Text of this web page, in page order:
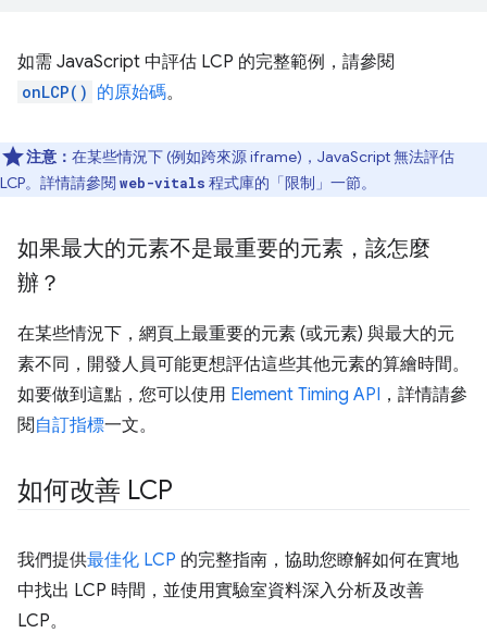
如需 JavaScript 中評估 LCP 的完整範例，請參閱
onLCP() 的原始碼。
注意： 在某些情況下 (例如跨來源 iframe)，JavaScript 無法評估
LCP。詳情請參閱 web-vitals 程式庫的「限制」 一節。
如果最大的元素不是最重要的元素，該怎麼
辦？
在某些情況下，網頁上最重要的元素 (或元素) 與最大的元
素不同，開發人員可能更想評估這些其他元素的算繪時間。
如要做到這點，您可以使用 Element Timing API ，詳情請參
閱自訂指標一文。
如何改善 LCP
我們提供最佳化 LCP 的完整指南，協助您瞭解如何在實地
中找出 LCP 時間，並使用實驗室資料深入分析及改善
LCP。